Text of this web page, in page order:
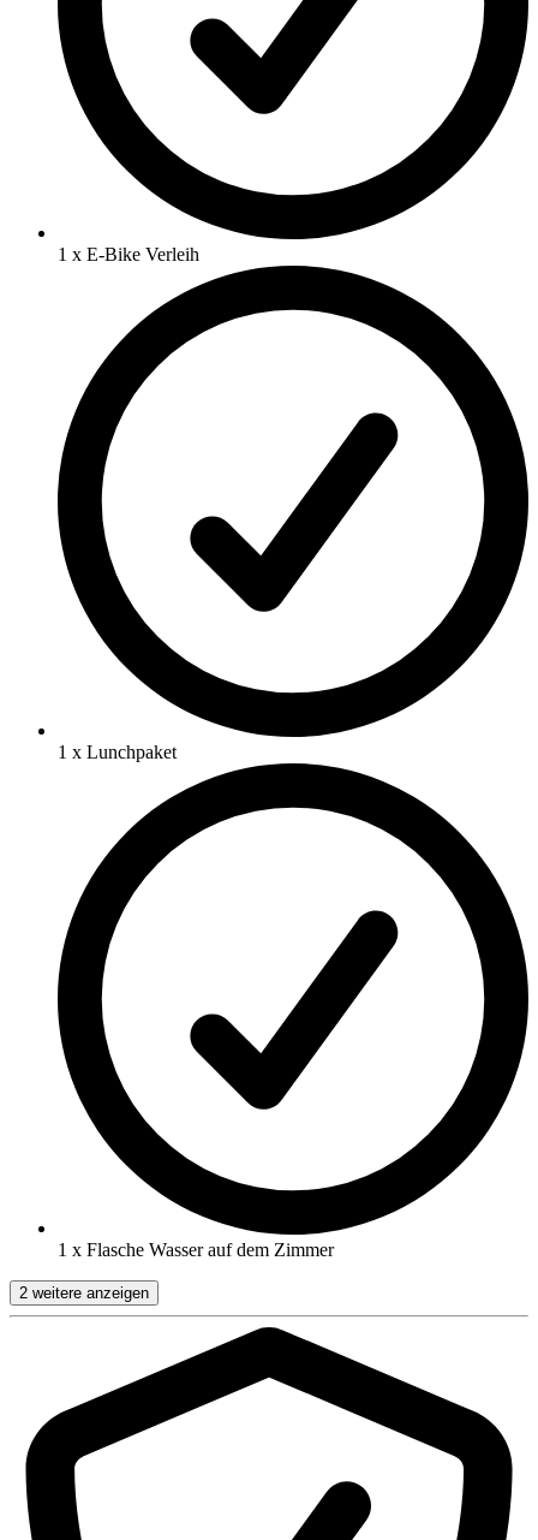
1 x E-Bike Verleih
1 x Lunchpaket
1 x Flasche Wasser auf dem Zimmer
2 weitere anzeigen